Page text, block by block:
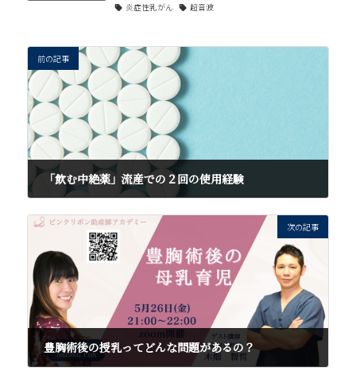
炎症性乳がん
超音波
前の記事
「飲む中絶薬」流産での２回の使用経験
次の記事
豊胸術後の授乳ってどんな問題があるの？